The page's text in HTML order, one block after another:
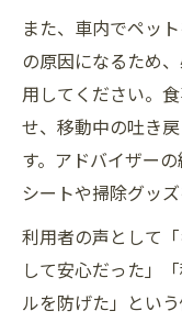
また、車内でペッ
の原因になるため
用してください。
せ、移動中の吐き
す。アドバイザー
シートや掃除グッ
利用者の声として
して安心だった」
ルを防げた」とい